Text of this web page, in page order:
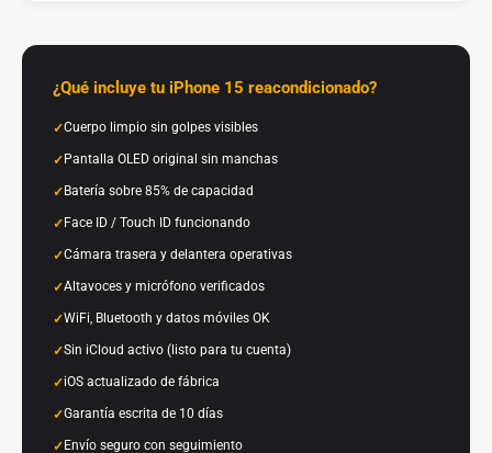
¿Qué incluye tu iPhone 15 reacondicionado?
Cuerpo limpio sin golpes visibles
Pantalla OLED original sin manchas
Batería sobre 85% de capacidad
Face ID / Touch ID funcionando
Cámara trasera y delantera operativas
Altavoces y micrófono verificados
WiFi, Bluetooth y datos móviles OK
Sin iCloud activo (listo para tu cuenta)
iOS actualizado de fábrica
Garantía escrita de 10 días
Envío seguro con seguimiento